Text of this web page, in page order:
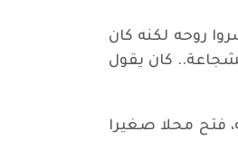
روحه لكنه كان
كان يقول
فتح محلا صغيرا